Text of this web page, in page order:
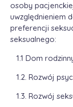
osoby
uwzględnieniem
preferencji
seksualnego:
1.1 Dom
1.2. Rozwój
1.3. Rozwój